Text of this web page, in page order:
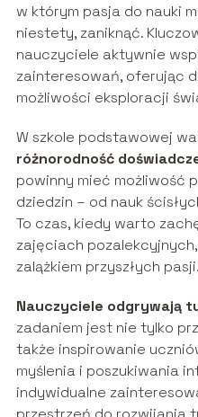
w którym pasja do nauki
niestety, zaniknąć.
nauczyciele aktywnie
zainteresowań, oferując
możliwości eksploracji
W szkole podstawowej
różnorodność
powinny mieć możliwość
dziedzin – od nauk
To czas, kiedy warto
zajęciach
zalążkiem przyszłych pasji.
Nauczyciele odgrywają
zadaniem jest nie tylko
także inspirowanie
myślenia i poszukiwania
indywidualne